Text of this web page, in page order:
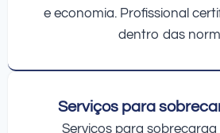
e economia. Profissional
dentro das
Serviços para
Serviços para